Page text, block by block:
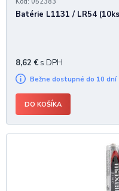
Batérie L1131 / LR54
8,62 € s DPH
Bežne dostupné do 10 dní
DO KOŠÍKA